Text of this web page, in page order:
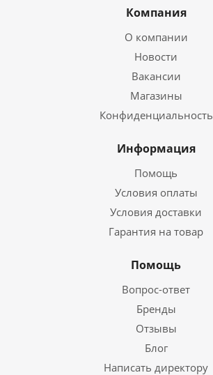
Компания
О компании
Новости
Вакансии
Магазины
Конфиденциальность
Информация
Помощь
Условия оплаты
Условия доставки
Гарантия на товар
Помощь
Вопрос-ответ
Бренды
Отзывы
Блог
Написать директору